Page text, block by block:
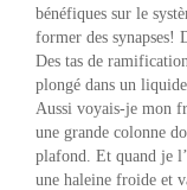
bénéfiques sur le
former des synapses!
Des tas de
plongé dans un
Aussi voyais-je mon
une grande colonne
plafond. Et quand je
une haleine froide et